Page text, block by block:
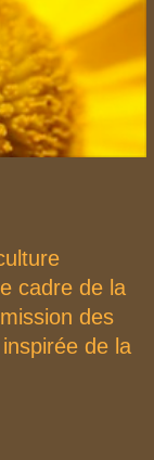
cadre de la
des
de la